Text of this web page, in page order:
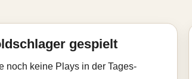
gespielt
noch keine Plays in der Tages-